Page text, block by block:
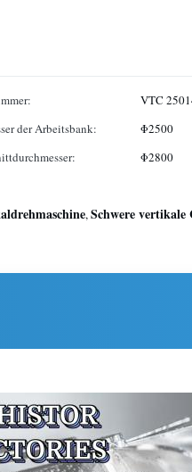
VTC
der Arbeitsbank:
Φ2500
Φ2800
,Schwere vertikale